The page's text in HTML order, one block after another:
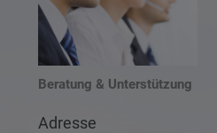
Beratung & Unterstützung
Adresse